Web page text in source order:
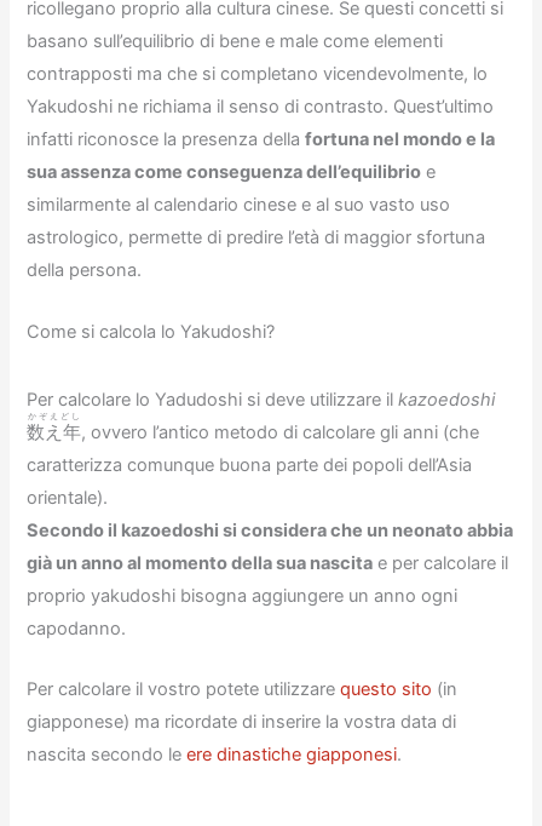
ricollegano proprio alla cultura cinese. Se questi concetti si
basano sull’equilibrio di bene e male come elementi
contrapposti ma che si completano vicendevolmente, lo
Yakudoshi ne richiama il senso di contrasto. Quest’ultimo
infatti riconosce la presenza dellafortuna nel mondo e la
sua assenza come conseguenza dell’equilibrio e
similarmente al calendario cinese e al suo vasto uso
astrologico, permette di predire l’età di maggior sfortuna
della persona.
Come si calcola lo Yakudoshi?
Per calcolare lo Yadudoshi si deve utilizzare ilkazoedoshi
数え年
かぞえどし
, ovvero l’antico metodo di calcolare gli anni (che
caratterizza comunque buona parte dei popoli dell’Asia
orientale).
Secondo il kazoedoshi si considera che un neonato abbia
già un anno al momento della sua nascita e per calcolare il
proprio yakudoshi bisogna aggiungere un anno ogni
capodanno.
Per calcolare il vostro potete utilizzarequesto sito (in
giapponese) ma ricordate di inserire la vostra data di
nascita secondo leere dinastiche giapponesi.